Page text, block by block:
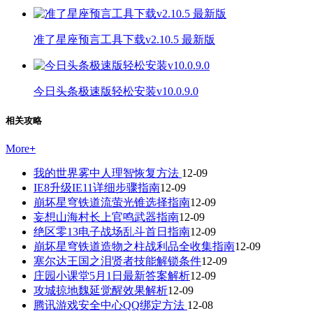
准了星座预言工具下载v2.10.5 最新版
今日头条极速版轻松安装v10.0.9.0
相关攻略
More+
我的世界雾中人理智恢复方法 12-09
IE8升级IE11详细步骤指南12-09
崩坏星穹铁道流萤光锥选择指南12-09
妄想山海村长上官鸣武器指南12-09
绝区零13电子战场乱斗首日指南12-09
崩坏星穹铁道造物之柱战利品全收集指南12-09
塞尔达王国之泪贤者技能解锁条件12-09
庄园小课堂5月1日最新答案解析12-09
攻城掠地魏延觉醒效果解析12-09
腾讯游戏安全中心QQ绑定方法 12-08